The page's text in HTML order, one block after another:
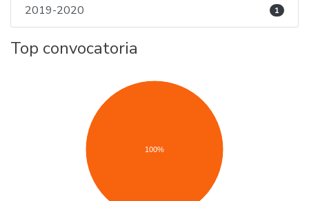
2019-2020 1
Top convocatoria
100%